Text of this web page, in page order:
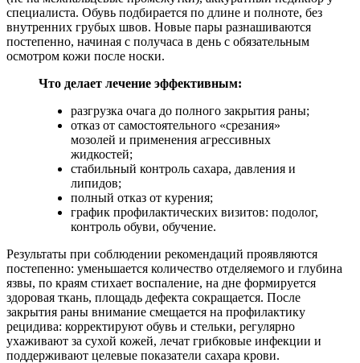
специалиста. Обувь подбирается по длине и полноте, без
внутренних грубых швов. Новые пары разнашиваются
постепенно, начиная с получаса в день с обязательным
осмотром кожи после носки.
Что делает лечение эффективным:
разгрузка очага до полного закрытия раны;
отказ от самостоятельного «срезания»
мозолей и применения агрессивных
жидкостей;
стабильный контроль сахара, давления и
липидов;
полный отказ от курения;
график профилактических визитов: подолог,
контроль обуви, обучение.
Результаты при соблюдении рекомендаций проявляются
постепенно: уменьшается количество отделяемого и глубина
язвы, по краям стихает воспаление, на дне формируется
здоровая ткань, площадь дефекта сокращается. После
закрытия раны внимание смещается на профилактику
рецидива: корректируют обувь и стельки, регулярно
ухаживают за сухой кожей, лечат грибковые инфекции и
поддерживают целевые показатели сахара крови.